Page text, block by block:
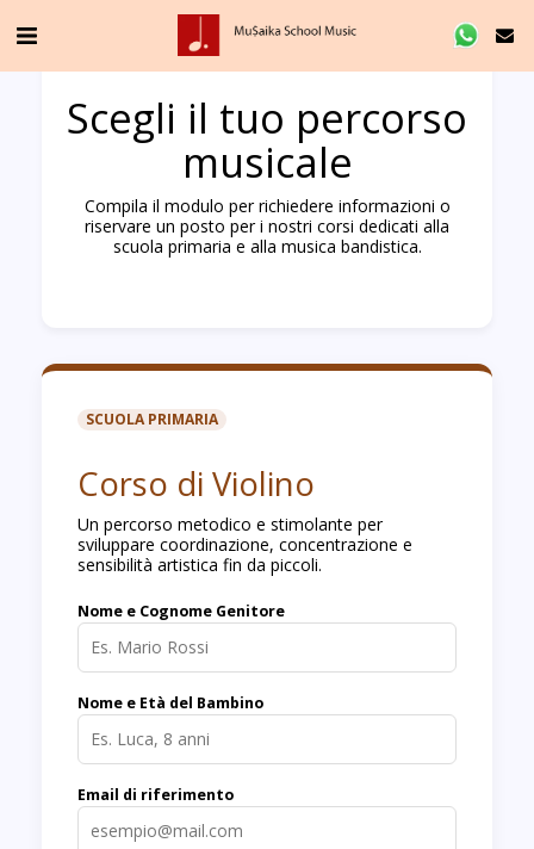
Scegli il tuo percorso
musicale
Compila il modulo per richiedere informazioni o
riservare un posto per i nostri corsi dedicati alla
scuola primaria e alla musica bandistica.
SCUOLA PRIMARIA
Corso di Violino
Un percorso metodico e stimolante per
sviluppare coordinazione, concentrazione e
sensibilità artistica fin da piccoli.
Nome e Cognome Genitore
Nome e Età del Bambino
Email di riferimento